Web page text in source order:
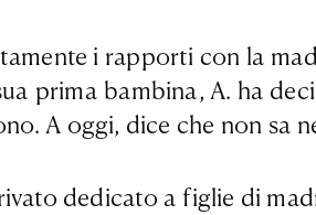
i rapporti con la
prima bambina, A. ha
A oggi, dice che non sa
dedicato a figlie di